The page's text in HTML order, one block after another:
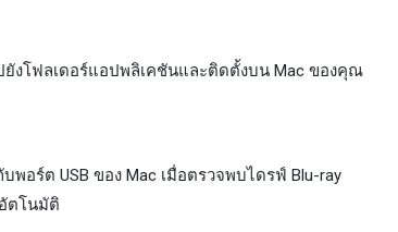
ยังโฟลเดอร์แอปพลิเคชันและติดตั้งบน Mac ของคุณ
พอร์ต USB ของ Mac เมื่อตรวจพบไดรฟ์ Blu-ray
ตโนมัติ